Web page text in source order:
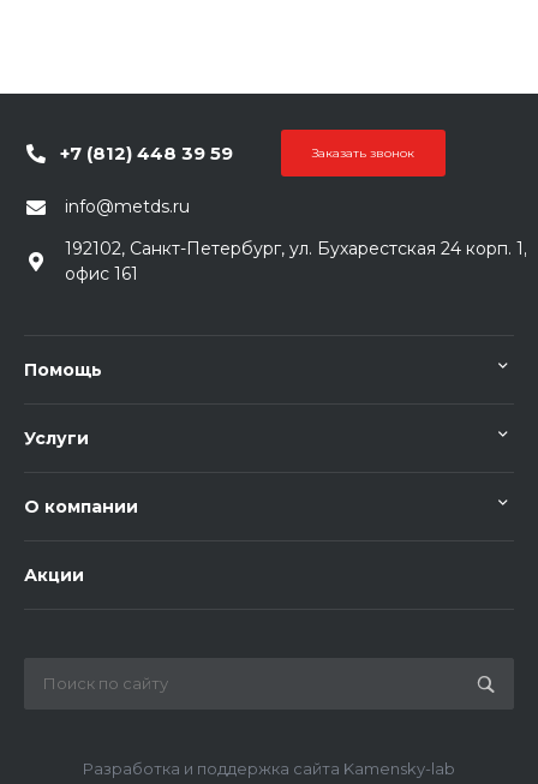
+7 (812) 448 39 59 Заказать звонок
info@metds.ru
192102, Санкт-Петербург, ул. Бухарестская 24 корп. 1,
офис 161
Помощь
Услуги
О компании
Акции
Разработка и поддержка сайта Kamensky-lab